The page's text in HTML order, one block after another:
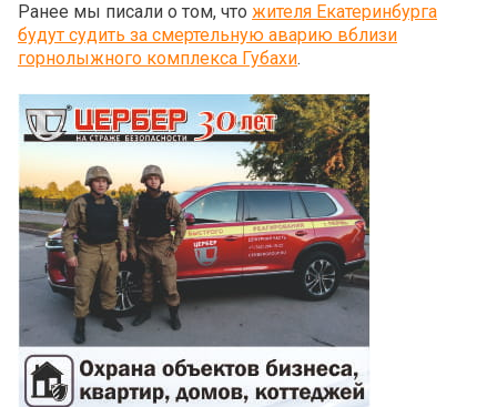
Ранее мы писали о том, что жителя Екатеринбурга
будут судить за смертельную аварию вблизи
горнолыжного комплекса Губахи.